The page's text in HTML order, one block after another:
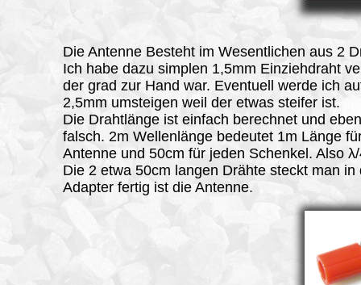
Die Antenne Besteht im Wesentlichen aus 2
Ich habe dazu simplen 1,5mm Einziehdraht
der grad zur Hand war. Eventuell werde ich
2,5mm umsteigen weil der etwas steifer ist.
Die Drahtlänge ist einfach berechnet und
falsch. 2m Wellenlänge bedeutet 1m Länge
Antenne und 50cm für jeden Schenkel. Also
Die 2 etwa 50cm langen Drähte steckt man in
Adapter fertig ist die Antenne.